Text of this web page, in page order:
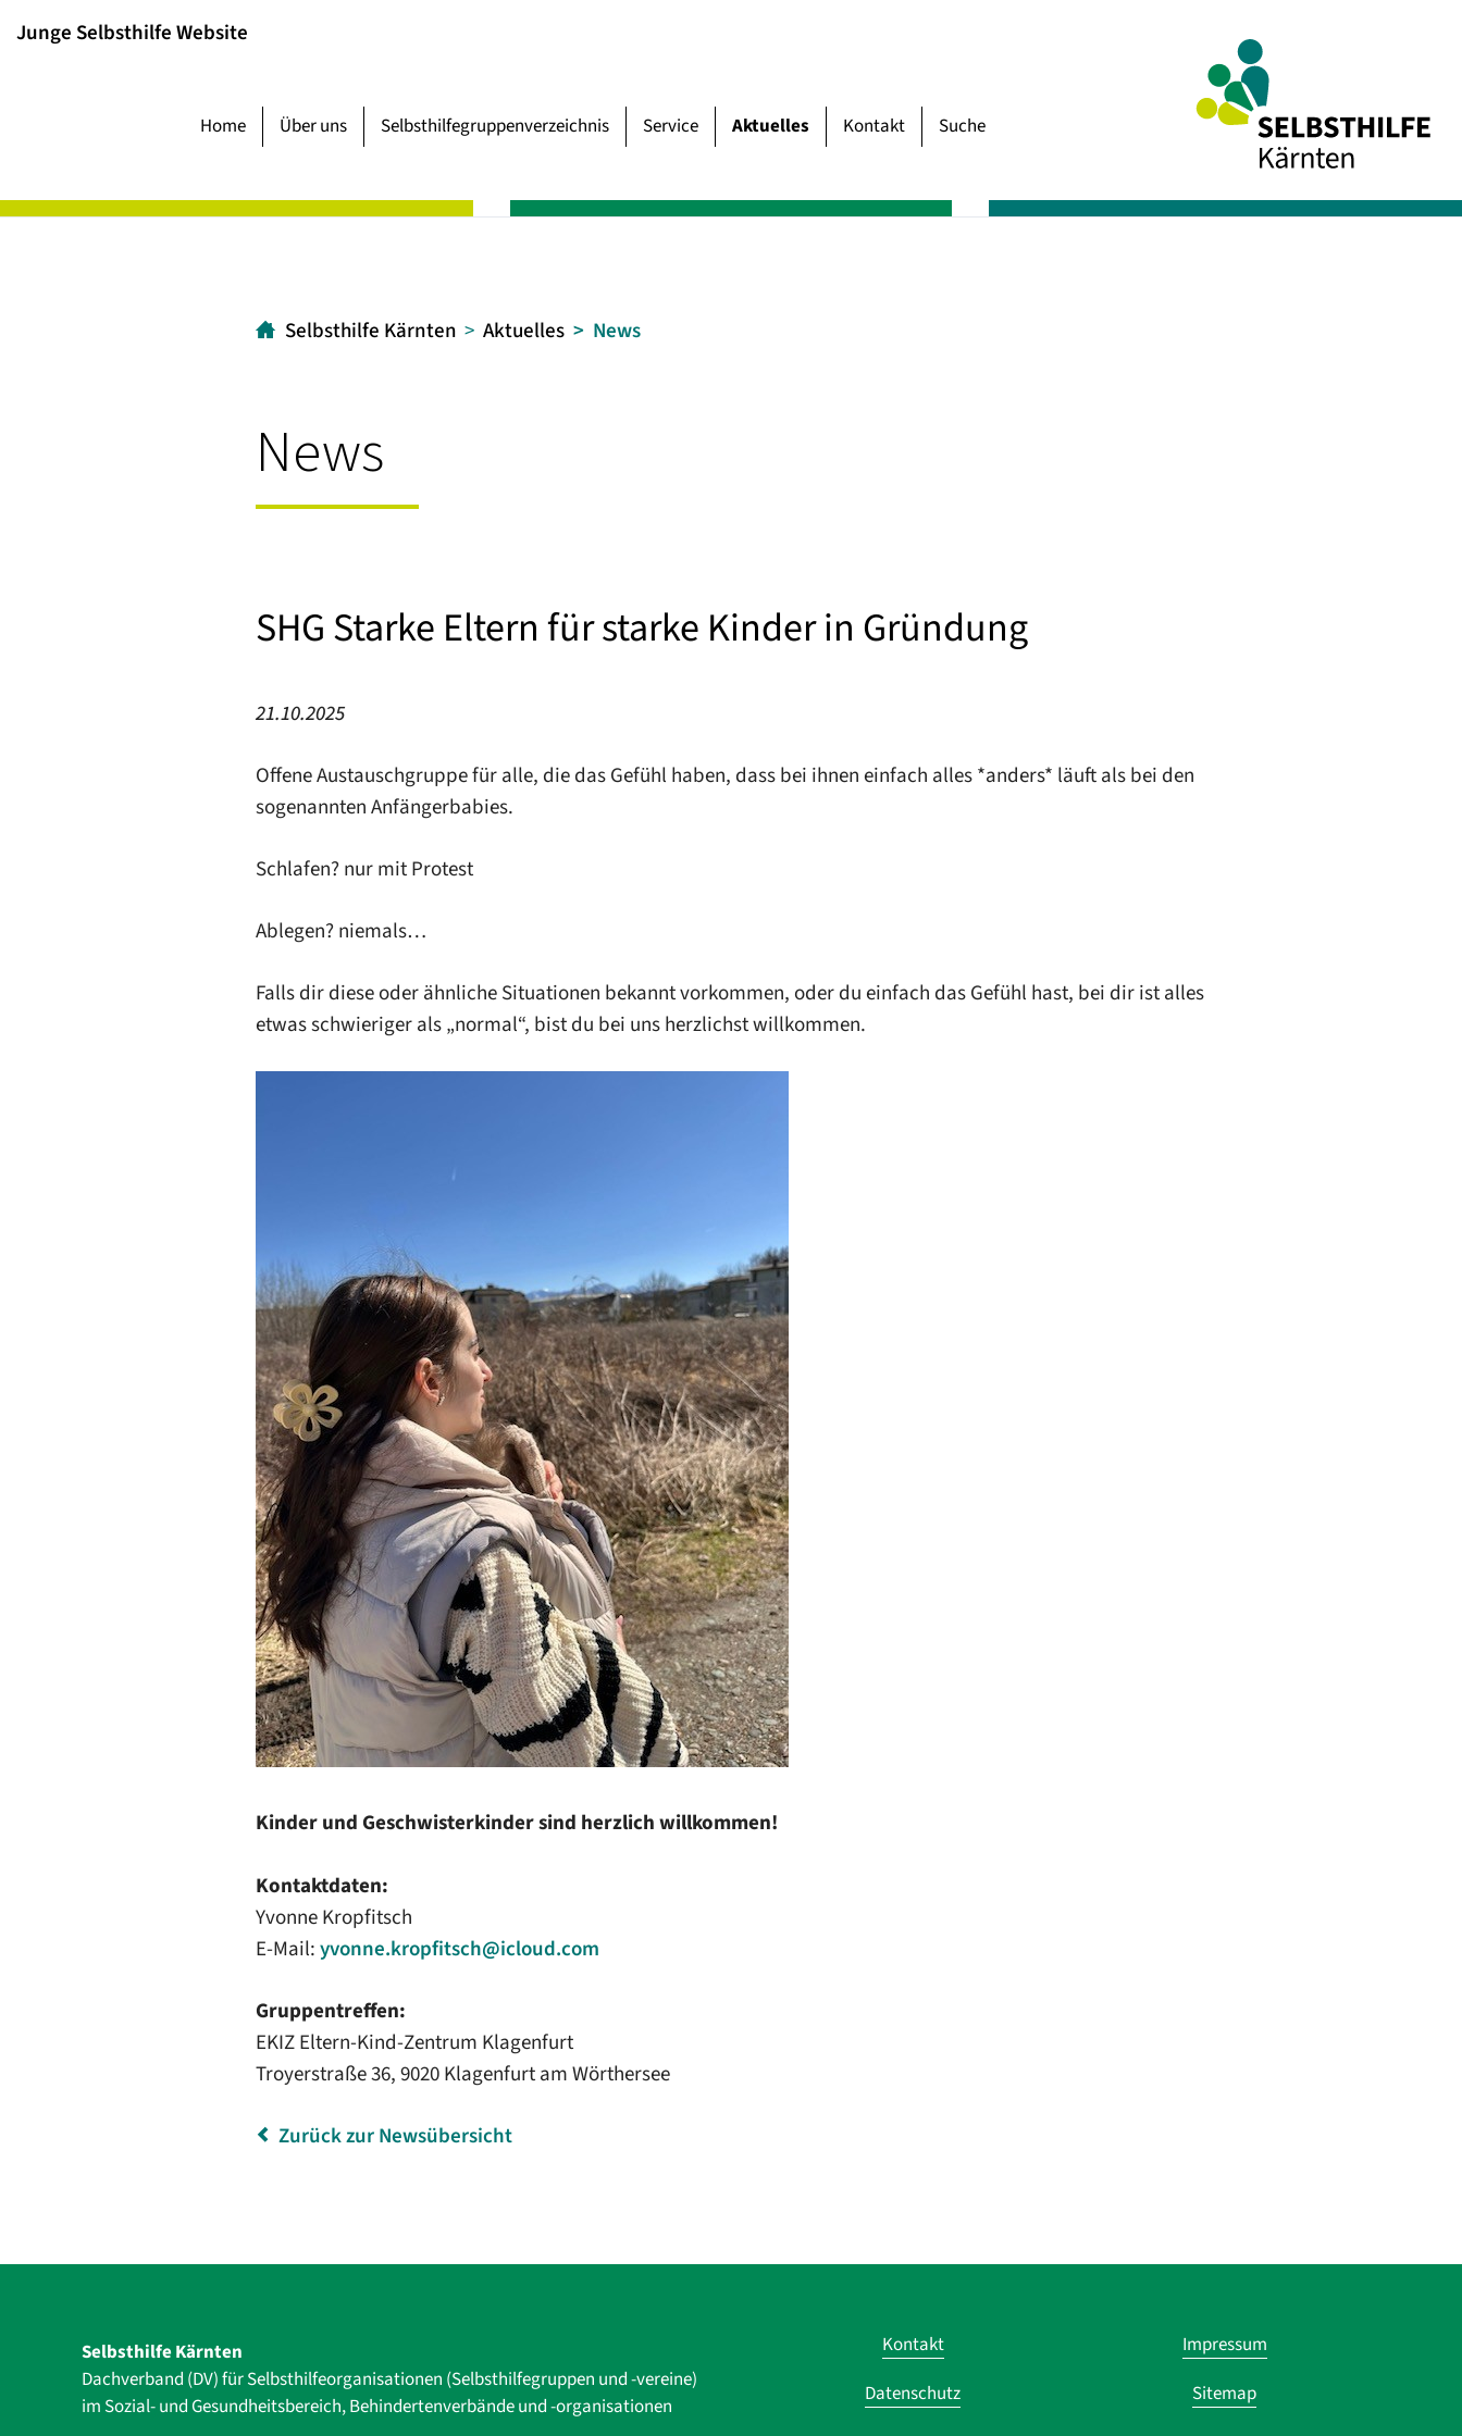
Junge Selbsthilfe Website
Home Über uns Selbsthilfegruppenverzeichnis Service Aktuelles Kontakt Suche
Selbsthilfe Kärnten Aktuelles News
News
SHG Starke Eltern für starke Kinder in Gründung
21.10.2025
Offene Austauschgruppe für alle, die das Gefühl haben, dass bei ihnen einfach alles *anders* läuft als bei den
sogenannten Anfängerbabies.
Schlafen? nur mit Protest
Ablegen? niemals…
Falls dir diese oder ähnliche Situationen bekannt vorkommen, oder du einfach das Gefühl hast, bei dir ist alles
etwas schwieriger als „normal“, bist du bei uns herzlichst willkommen.
Kinder und Geschwisterkinder sind herzlich willkommen!
Kontaktdaten:
Yvonne Kropfitsch
E-Mail:yvonne.kropfitsch@icloud.com
Gruppentreffen:
EKIZ Eltern-Kind-Zentrum Klagenfurt
Troyerstraße 36, 9020 Klagenfurt am Wörthersee
Zurück zur Newsübersicht
Selbsthilfe Kärnten
Dachverband (DV) für Selbsthilfe­organisationen (Selbsthilfegruppen und -vereine)
im Sozial- und Gesundheits­bereich, ­Behindertenverbände und ­-organisationen
Kontakt
Impressum
Datenschutz
Sitemap